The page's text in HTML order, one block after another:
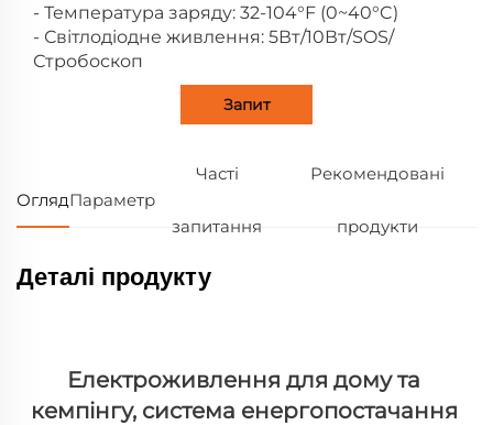
- Температура заряду: 32-104°F (0~40°C)
- Світлодіодне живлення: 5Вт/10Вт/SOS/
Стробоскоп
Запит
ОглядПараметр
Часті
запитання
Рекомендовані
продукти
Деталі продукту
Електроживлення для дому та
кемпінгу, система енергопостачання